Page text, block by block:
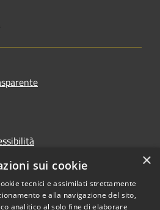
del sito
×
sui cookie
tecnici e assimilati strettamente
e alla navigazione del sito,
analitico al solo fine di elaborare